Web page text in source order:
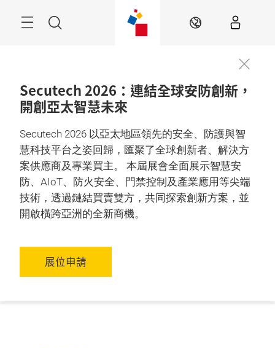
目
ZH
Secutech 2026：連結全球安防創新，
開創亞太智慧未來
Secutech 2026 以亞太地區領先的安全、防護與智
慧科技平台之姿回歸，匯聚了全球創新者、解決方
案供應商及專業買主。 本屆展會全面展示智慧安
防、AIoT、防火安全、門禁控制及產業應用等尖端
技術，透過鏈結買賣雙方，共同探索創新方案，並
開啟橫跨亞洲的全新商機。
展位申請